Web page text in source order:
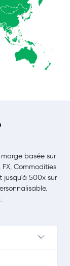
basée sur
Commodities
jusqu'à 500x sur